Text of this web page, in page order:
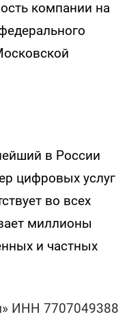
компании на
в России
цифровых услуг
во всех
миллионы
и частных
ИНН 7707049388